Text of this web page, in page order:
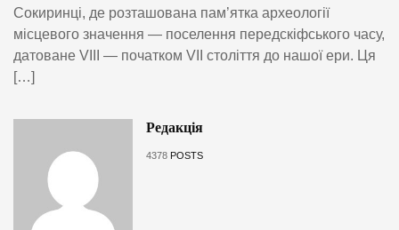
Сокиринці, де розташована пам’ятка археології
місцевого значення — поселення передскіфського часу,
датоване VIII — початком VII століття до нашої ери. Ця
[…]
Редакція
4378 POSTS